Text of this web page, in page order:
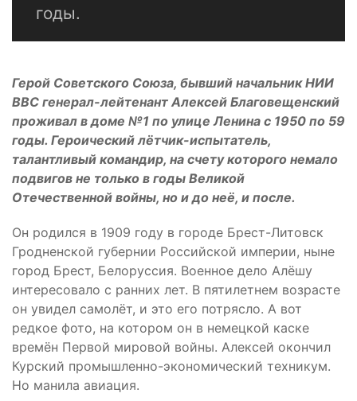
годы.
Герой Советского Союза, бывший начальник НИИ
ВВС генерал-лейтенант Алексей Благовещенский
проживал в доме №1 по улице Ленина с 1950 по 59
годы. Героический лётчик-испытатель,
талантливый командир, на счету которого немало
подвигов не только в годы Великой
Отечественной войны, но и до неё, и после.
Он родился в 1909 году в городе Брест-Литовск
Гродненской губернии Российской империи, ныне
город Брест, Белоруссия. Военное дело Алёшу
интересовало с ранних лет. В пятилетнем возрасте
он увидел самолёт, и это его потрясло. А вот
редкое фото, на котором он в немецкой каске
времён Первой мировой войны. Алексей окончил
Курский промышленно-экономический техникум.
Но манила авиация.